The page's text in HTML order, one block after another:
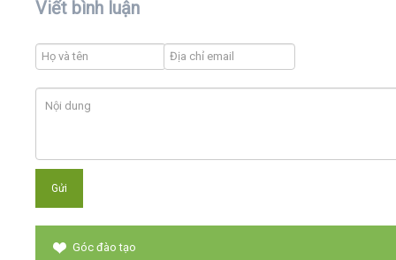
Viết bình luận
Góc đào tạo